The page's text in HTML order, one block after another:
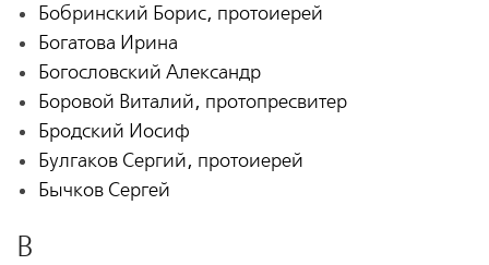
Бобринский Борис, протоиерей
Богатова Ирина
Богословский Александр
Боровой Виталий, протопресвитер
Бродский Иосиф
Булгаков Сергий, протоиерей
Бычков Сергей
В